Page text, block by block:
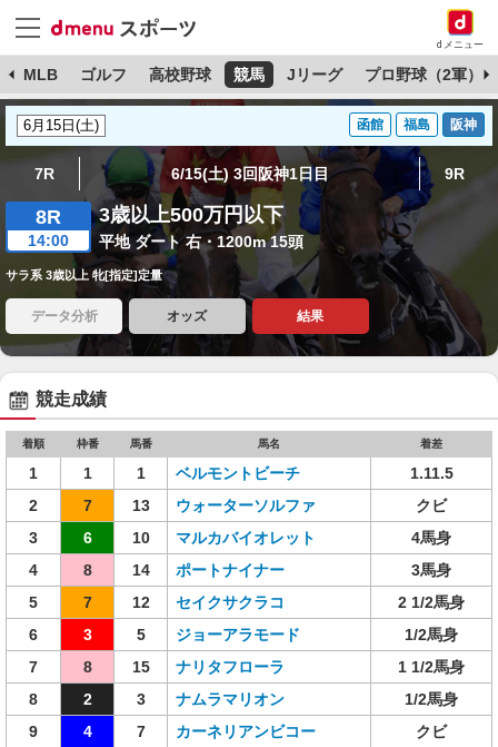
dメニュー
MLB ゴルフ 高校野球 競馬 Jリーグ プロ野球（2軍）
函館 福島 阪神
7R 6/15(土) 3回阪神1日目 9R
8R
14:00
3歳以上500万円以下
平地 ダート 右・1200m 15頭
サラ系 3歳以上 牝[指定]定量
データ分析 オッズ 結果
競走成績
着順 枠番 馬番 馬名 着差
1 1 1 ベルモントビーチ
1.11.5
2
7 13 ウォーターソルファ
クビ
3
6 10 マルカバイオレット
4馬身
4
8 14 ポートナイナー
3馬身
5
7 12 セイクサクラコ
2 1/2馬身
6
3 5 ジョーアラモード
1/2馬身
7
8 15 ナリタフローラ
1 1/2馬身
8
2 3 ナムラマリオン
1/2馬身
9
4 7 カーネリアンビコー
クビ